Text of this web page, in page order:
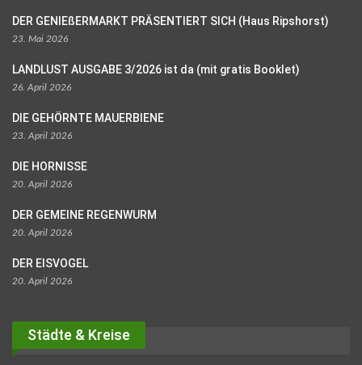
DER GENIEßERMARKT PRÄSENTIERT SICH (Haus Ripshorst)
23. Mai 2026
LANDLUST AUSGABE 3/2026 ist da (mit gratis Booklet)
26. April 2026
DIE GEHÖRNTE MAUERBIENE
23. April 2026
DIE HORNISSE
20. April 2026
DER GEMEINE REGENWURM
20. April 2026
DER EISVOGEL
20. April 2026
Städte & Kreise